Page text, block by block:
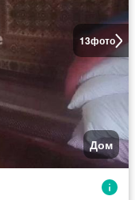
13фото
Дом